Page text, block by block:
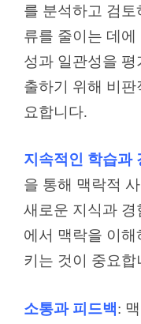
를 분석하고 검
류를 줄이는 데에
성과 일관성을
출하기 위해 비
요합니다.
지속적인 학습과
을 통해 맥락적
새로운 지식과
에서 맥락을 이해
키는 것이 중요합
소통과 피드백: